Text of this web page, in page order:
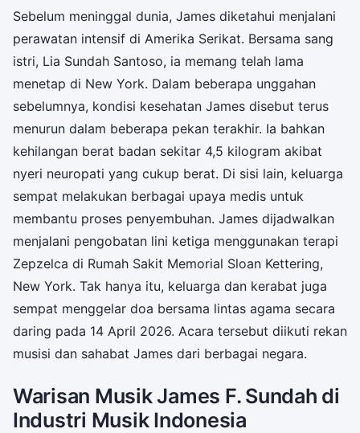
Sebelum meninggal dunia, James diketahui menjalani
perawatan intensif di Amerika Serikat. Bersama sang
istri, Lia Sundah Santoso, ia memang telah lama
menetap di New York. Dalam beberapa unggahan
sebelumnya, kondisi kesehatan James disebut terus
menurun dalam beberapa pekan terakhir. Ia bahkan
kehilangan berat badan sekitar 4,5 kilogram akibat
nyeri neuropati yang cukup berat. Di sisi lain, keluarga
sempat melakukan berbagai upaya medis untuk
membantu proses penyembuhan. James dijadwalkan
menjalani pengobatan lini ketiga menggunakan terapi
Zepzelca di Rumah Sakit Memorial Sloan Kettering,
New York. Tak hanya itu, keluarga dan kerabat juga
sempat menggelar doa bersama lintas agama secara
daring pada 14 April 2026. Acara tersebut diikuti rekan
musisi dan sahabat James dari berbagai negara.
Warisan Musik James F. Sundah di
Industri Musik Indonesia